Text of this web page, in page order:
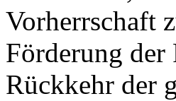
Vorherrschaft
Förderung der
Rückkehr der